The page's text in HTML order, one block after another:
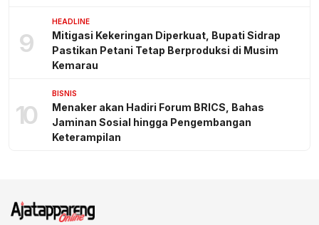
9
HEADLINE
Mitigasi Kekeringan Diperkuat, Bupati Sidrap
Pastikan Petani Tetap Berproduksi di Musim
Kemarau
10
BISNIS
Menaker akan Hadiri Forum BRICS, Bahas
Jaminan Sosial hingga Pengembangan
Keterampilan